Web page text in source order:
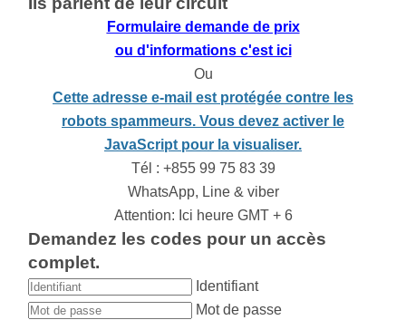
Formulaire demande de prix
ou d'informations c'est ici
Ou
Cette adresse e-mail est protégée contre les
robots spammeurs. Vous devez activer le
JavaScript pour la visualiser.
Tél : +855 99 75 83 39
WhatsApp, Line & viber
Attention: Ici heure GMT + 6
Demandez les codes pour un accès
complet.
Identifiant
Mot de passe